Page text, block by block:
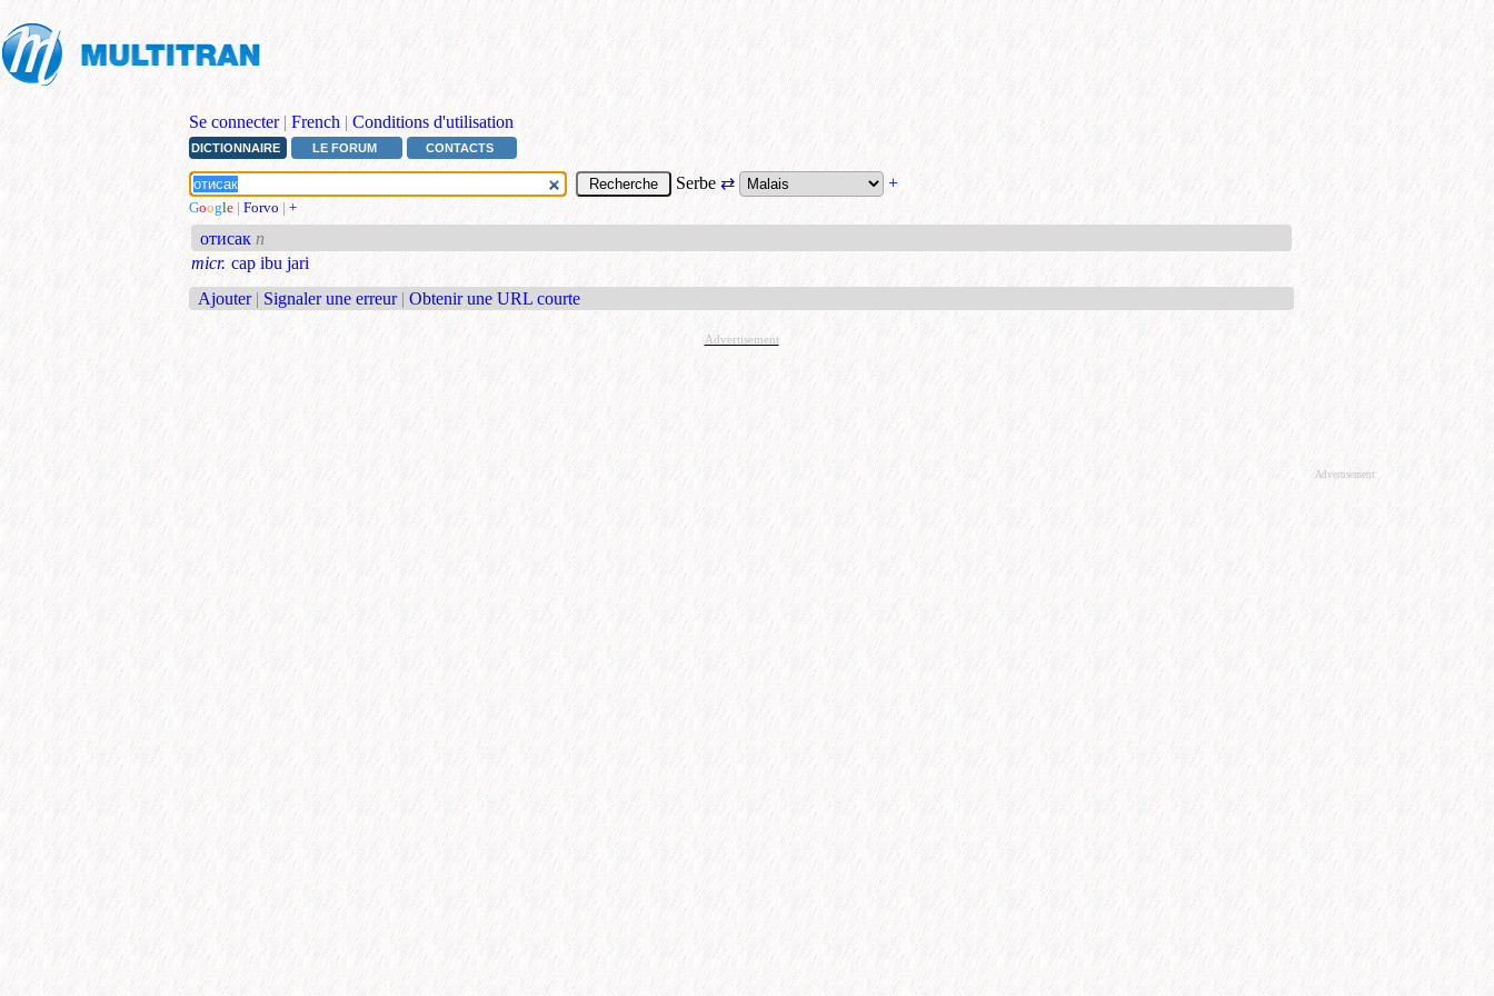
Se connecter | French | Conditions d'utilisation
DICTIONNAIRE LE FORUM CONTACTS
Serbe ⇄ +
Google | Forvo | +
отисак n
micr. cap ibu jari
Ajouter | Signaler une erreur | Obtenir une URL courte
Advertisement
Advertisement